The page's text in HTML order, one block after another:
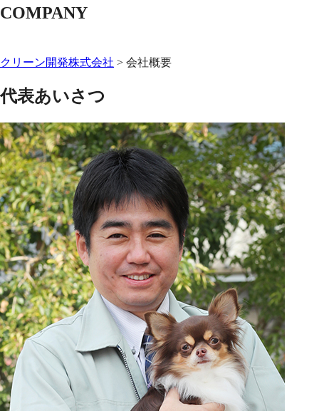
COMPANY
クリーン開発株式会社 > 会社概要
代表あいさつ